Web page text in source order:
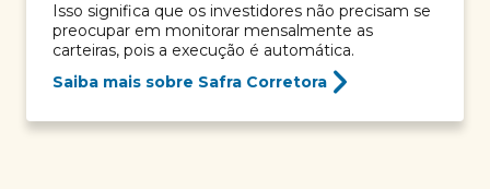
Isso significa que os investidores não precisam se
preocupar em monitorar mensalmente as
carteiras, pois a execução é automática.
Saiba mais sobre Safra Corretora